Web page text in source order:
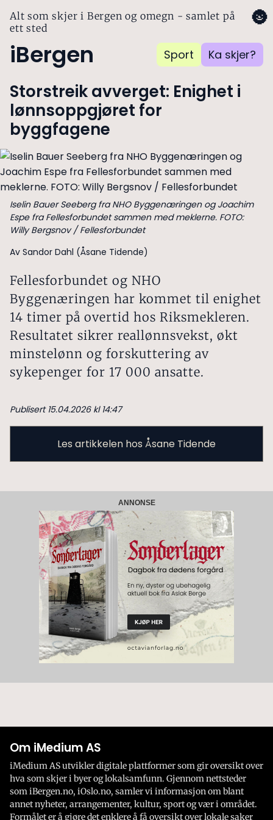
Alt som skjer i Bergen og omegn - samlet på
ett sted
iBergen Sport Ka skjer?
🌚
Storstreik avverget: Enighet i
lønnsoppgjøret for
byggfagene
Iselin Bauer Seeberg fra NHO Byggenæringen og Joachim
Espe fra Fellesforbundet sammen med meklerne. FOTO:
Willy Bergsnov / Fellesforbundet
Av Sandor Dahl (Åsane Tidende)
Fellesforbundet og NHO
Byggenæringen har kommet til enighet
14 timer på overtid hos Riksmekleren.
Resultatet sikrer reallønnsvekst, økt
minstelønn og forskuttering av
sykepenger for 17 000 ansatte.
Publisert 15.04.2026 kl 14:47
Les artikkelen hos Åsane Tidende
ANNONSE
Om iMedium AS
iMedium AS utvikler digitale plattformer som gir oversikt over
hva som skjer i byer og lokalsamfunn. Gjennom nettsteder
som iBergen.no, iOslo.no, samler vi informasjon om blant
annet nyheter, arrangementer, kultur, sport og vær i området.
Formålet er å gjøre det enklere å få oversikt over lokale saker